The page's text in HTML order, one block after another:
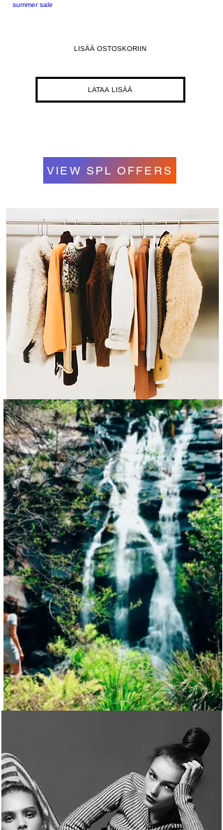
summer sale
LISÄÄ OSTOSKORIIN
LATAA LISÄÄ
VIEW SPL OFFERS